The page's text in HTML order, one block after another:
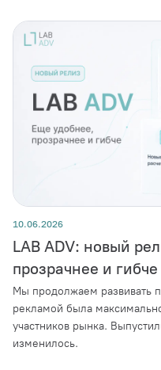
10.06.2026
LAB ADV: новый
прозрачнее и гибче
Мы продолжаем развивать
рекламой была
участников рынка.
изменилось.